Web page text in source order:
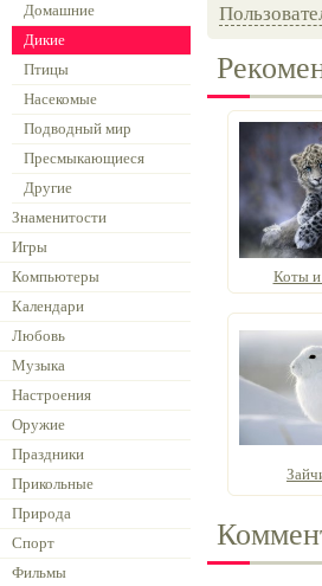
Домашние
Дикие
Птицы
Насекомые
Подводный мир
Пресмыкающиеся
Другие
Знаменитости
Игры
Компьютеры
Календари
Любовь
Музыка
Настроения
Оружие
Праздники
Прикольные
Природа
Спорт
Фильмы
Коты